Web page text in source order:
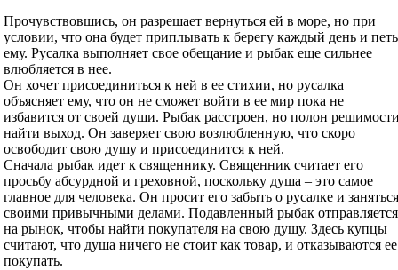
Прочувствовшись, он разрешает вернуться ей в море, но при
условии, что она будет приплывать к берегу каждый день и петь
ему. Русалка выполняет свое обещание и рыбак еще сильнее
влюбляется в нее.
Он хочет присоединиться к ней в ее стихии, но русалка
объясняет ему, что он не сможет войти в ее мир пока не
избавится от своей души. Рыбак расстроен, но полон
найти выход. Он заверяет свою возлюбленную, что скоро
освободит свою душу и присоединится к ней.
Сначала рыбак идет к священнику. Священник считает его
просьбу абсурдной и греховной, поскольку душа – это самое
главное для человека. Он просит его забыть о русалке и
своими привычными делами. Подавленный рыбак отправляется
на рынок, чтобы найти покупателя на свою душу. Здесь купцы
считают, что душа ничего не стоит как товар, и отказываются ее
покупать.